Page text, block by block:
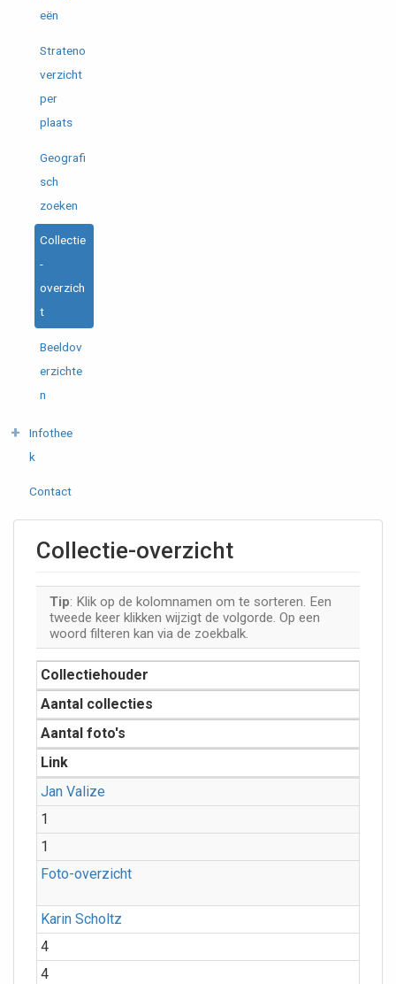
eën
Strateno
verzicht
per
plaats
Geografi
sch
zoeken
Collectie
-
overzich
t
Beeldov
erzichte
n
Infothee
k
Contact
Collectie-overzicht
Tip: Klik op de kolomnamen om te sorteren. Een
tweede keer klikken wijzigt de volgorde. Op een
woord filteren kan via de zoekbalk.
Collectiehouder
Aantal collecties
Aantal foto's
Link
Jan Valize
1
1
Foto-overzicht
Karin Scholtz
4
4